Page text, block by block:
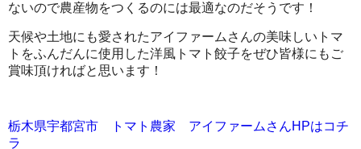
ないので農産物をつくるのには最適なのだそうです！
天候や土地にも愛されたアイファームさんの美味しいトマ
トをふんだんに使用した洋風トマト餃子をぜひ皆様にもご
賞味頂ければと思います！
栃木県宇都宮市 トマト農家 アイファームさんHPはコチ
ラ